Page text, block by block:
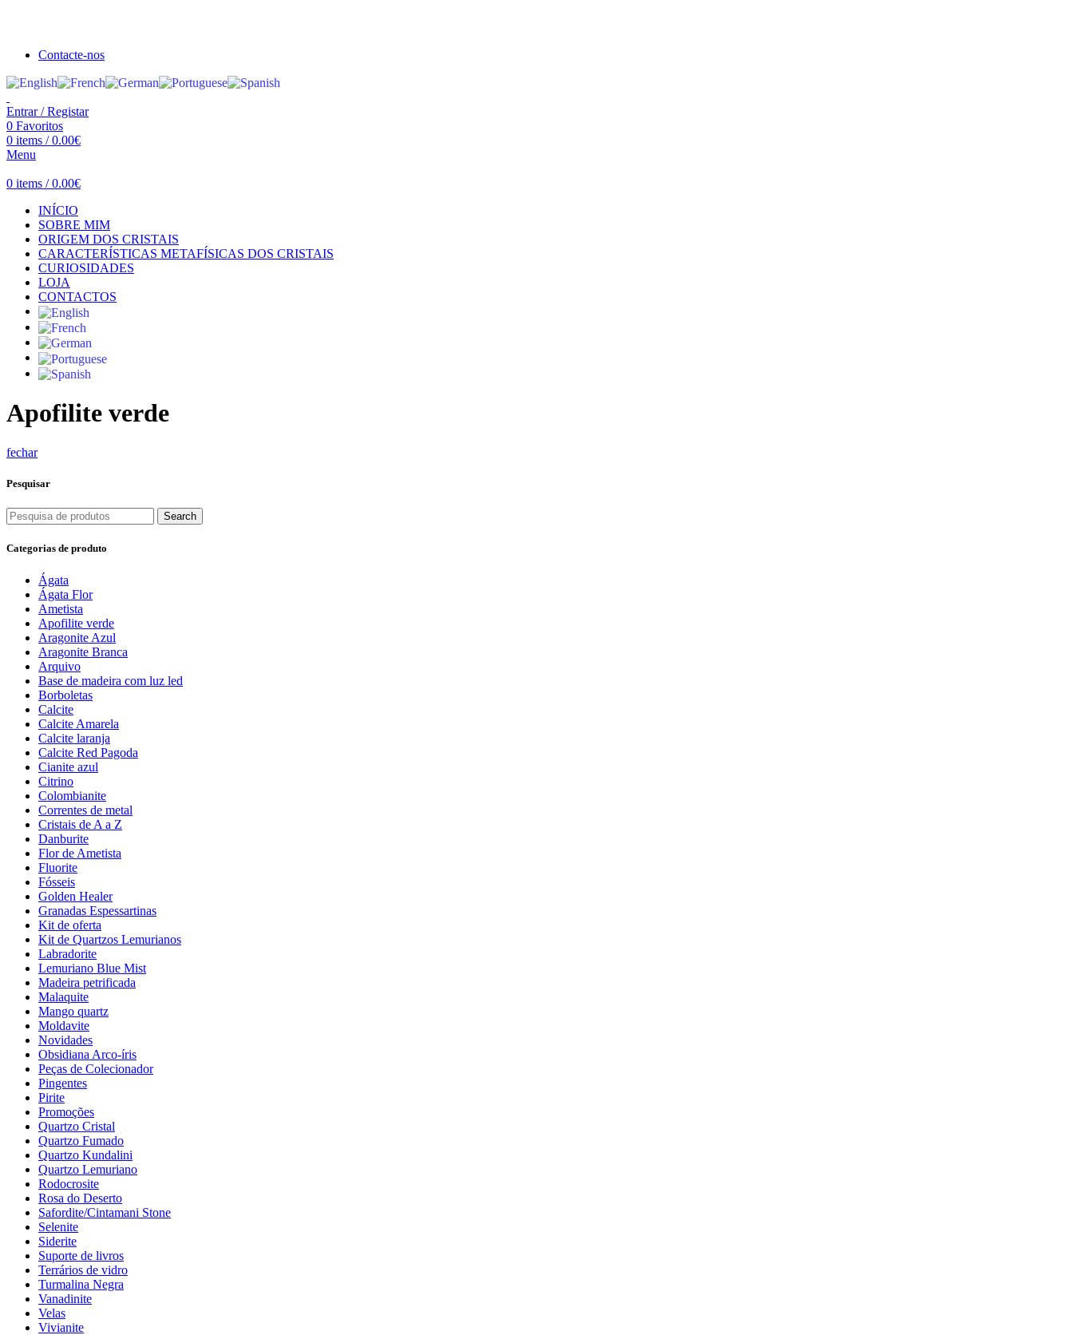
Contacte-nos
Entrar / Registar
0 Favoritos
0 items / 0.00€
Menu
0 items / 0.00€
INÍCIO
SOBRE MIM
ORIGEM DOS CRISTAIS
CARACTERÍSTICAS METAFÍSICAS DOS CRISTAIS
CURIOSIDADES
LOJA
CONTACTOS
Apofilite verde
fechar
Pesquisar
Search
Categorias de produto
Ágata
Ágata Flor
Ametista
Apofilite verde
Aragonite Azul
Aragonite Branca
Arquivo
Base de madeira com luz led
Borboletas
Calcite
Calcite Amarela
Calcite laranja
Calcite Red Pagoda
Cianite azul
Citrino
Colombianite
Correntes de metal
Cristais de A a Z
Danburite
Flor de Ametista
Fluorite
Fósseis
Golden Healer
Granadas Espessartinas
Kit de oferta
Kit de Quartzos Lemurianos
Labradorite
Lemuriano Blue Mist
Madeira petrificada
Malaquite
Mango quartz
Moldavite
Novidades
Obsidiana Arco-íris
Peças de Colecionador
Pingentes
Pirite
Promoções
Quartzo Cristal
Quartzo Fumado
Quartzo Kundalini
Quartzo Lemuriano
Rodocrosite
Rosa do Deserto
Safordite/Cintamani Stone
Selenite
Siderite
Suporte de livros
Terrários de vidro
Turmalina Negra
Vanadinite
Velas
Vivianite